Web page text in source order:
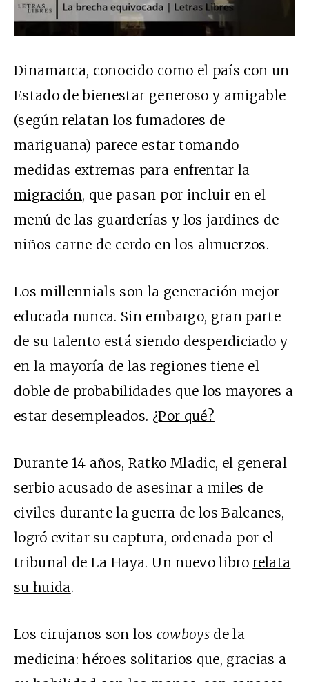
Dinamarca, conocido como el país con un
Estado de bienestar generoso y amigable
(según relatan los fumadores de
mariguana) parece estar tomando
medidas extremas para enfrentar la
migración, que pasan por incluir en el
menú de las guarderías y los jardines de
niños carne de cerdo en los almuerzos.
Los millennials son la generación mejor
educada nunca. Sin embargo, gran parte
de su talento está siendo desperdiciado y
en la mayoría de las regiones tiene el
doble de probabilidades que los mayores a
estar desempleados. ¿Por qué?
Durante 14 años, Ratko Mladic, el general
serbio acusado de asesinar a miles de
civiles durante la guerra de los Balcanes,
logró evitar su captura, ordenada por el
tribunal de La Haya. Un nuevo librorelata
su huida.
Los cirujanos son los cowboysde la
medicina: héroes solitarios que, gracias a